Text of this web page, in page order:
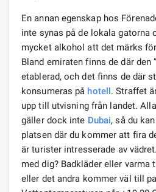
En annan egenskap hos
inte synas på de lokala gatorna
mycket alkohol att det märks
Bland emiraten finns de där den
etablerad, och det finns de där
konsumeras på hotell . Straffet
upp till utvisning från landet.
gäller dock inte Dubai, så du
platsen där du kommer att fira
är turister intresserade av
med dig? Badkläder eller varma
eller det andra kommer väl till